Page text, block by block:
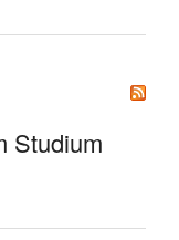
Studium